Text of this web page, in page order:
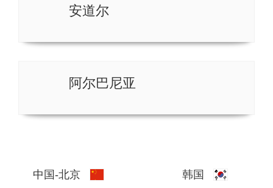
安道尔
阿尔巴尼亚
中国-北京 韩国